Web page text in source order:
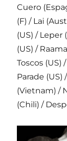
Cuero
(F) / Lai
(US) / Leper
(US) /
Toscos (US)
Parade
(Vietnam) /
(Chili) /